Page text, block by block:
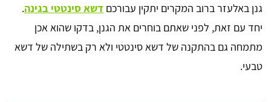
גנן באלעזר ברוב המקרים יתקין עבורכם דשא סינטטי בגינה.
יחד עם זאת, לפני שאתם בוחרים את הגנן, בדקו שהוא אכן
מתמחה גם בהתקנה של דשא סינטטי ולא רק בשתילה של דשא
טבעי.